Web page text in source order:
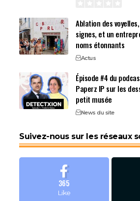
Ablation des
signes, et un
noms étonnants
Actus
Épisode #4 du
Paperz IP sur les
petit musée
News du site
Suivez-nous sur les réseaux
365
Like